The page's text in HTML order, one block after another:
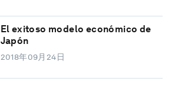
El exitoso modelo económico de
Japón
2018年09月24日